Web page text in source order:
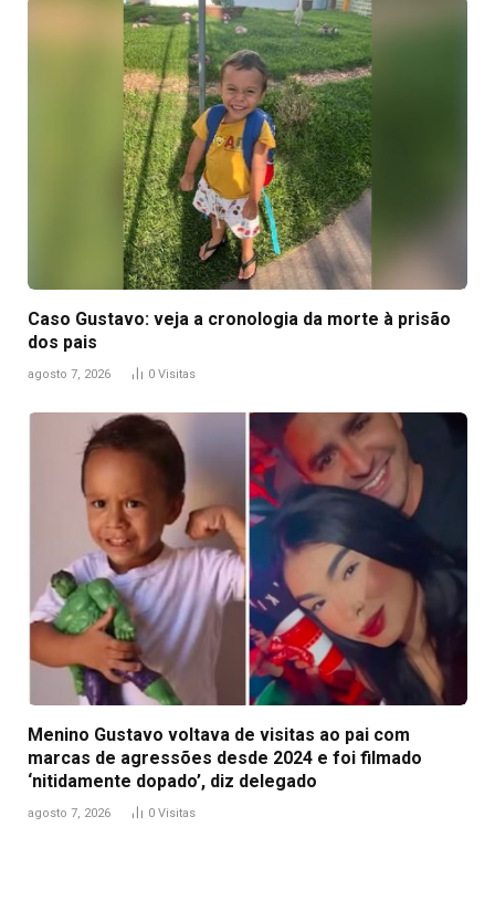
Caso Gustavo: veja a cronologia da morte à prisão
dos pais
agosto 7, 2026 0 Visitas
Menino Gustavo voltava de visitas ao pai com
marcas de agressões desde 2024 e foi filmado
‘nitidamente dopado’, diz delegado
agosto 7, 2026 0 Visitas